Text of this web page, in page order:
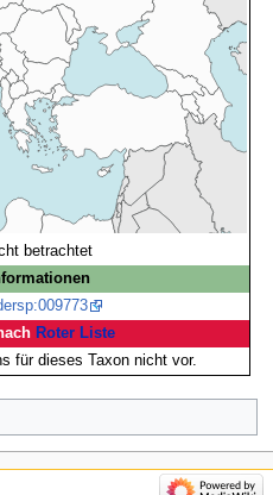
betrachtet
Roter Liste
für dieses Taxon nicht vor.